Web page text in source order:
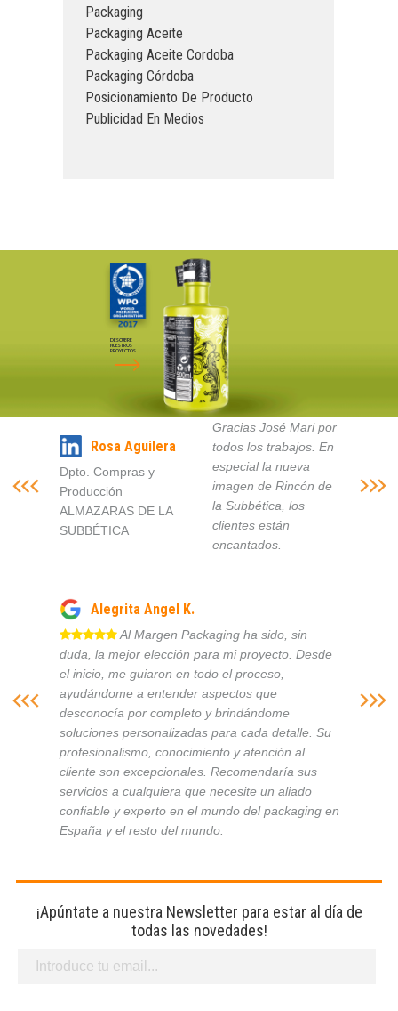
Packaging
Packaging Aceite
Packaging Aceite Cordoba
Packaging Córdoba
Posicionamiento De Producto
Publicidad En Medios
DESCUBRE
NUESTROS
PROYECTOS
Rosa Aguilera
Dpto. Compras y
Producción
ALMAZARAS DE LA
SUBBÉTICA
Gracias José Mari por
todos los trabajos. En
especial la nueva
imagen de Rincón de
la Subbética, los
clientes están
encantados.
Alegrita Angel K.
Al Margen Packaging ha sido, sin
duda, la mejor elección para mi proyecto. Desde
el inicio, me guiaron en todo el proceso,
ayudándome a entender aspectos que
desconocía por completo y brindándome
soluciones personalizadas para cada detalle. Su
profesionalismo, conocimiento y atención al
cliente son excepcionales. Recomendaría sus
servicios a cualquiera que necesite un aliado
confiable y experto en el mundo del packaging en
España y el resto del mundo.
¡Apúntate a nuestra Newsletter para estar al día de
todas las novedades!